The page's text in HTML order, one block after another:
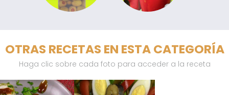
OTRAS RECETAS EN ESTA CATEGORÍA
Haga clic sobre cada foto para acceder a la receta